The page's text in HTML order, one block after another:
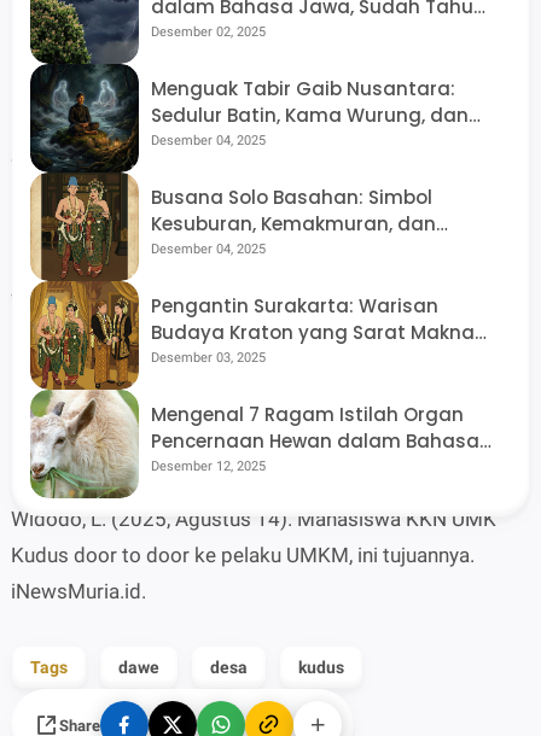
Pemetaan risiko bencana tanah longsor di Kecamatan
Dawe, Kabupaten Kudus. Planning for Urban Region and
Environment Journal (PURE).
Sinarmuda Broadcast. (1443H). Mauidoh Khasanah
Grebeg Maulid Nabi Muhammad SAW Desa Kuwukan
Dawe Kudus. YouTube.
Waqfa, W. (2019). Pembagian waris berdasarkan adat
Dundum Kupat Desa Kuwukan Kecamatan Dawe
Kabupaten Kudus perspektif Muhammad Syahrur
(Skripsi S-1, Universitas Islam Negeri Maulana Malik
Ibrahim Malang).
Widodo, L. (2025, Agustus 14). Mahasiswa KKN UMK
Kudus door to door ke pelaku UMKM, ini tujuannya.
iNewsMuria.id.
Tags dawe desa kudus
Share
dalam Bahasa Jawa, Sudah Tahu
Artinya Ngreceh dan Udan Kethek?
Desember 02, 2025
Menguak Tabir Gaib Nusantara:
Sedulur Batin, Kama Wurung, dan
Arsitektur Dunia Tak Kasat Mata di
Desember 04, 2025
Busana Solo Basahan: Simbol
Kesuburan, Kemakmuran, dan
Penyerahan Diri Total
Desember 04, 2025
Pengantin Surakarta: Warisan
Budaya Kraton yang Sarat Makna
Filosofis
Desember 03, 2025
Mengenal 7 Ragam Istilah Organ
Pencernaan Hewan dalam Bahasa
Jawa yang Jarang Terdengar
Desember 12, 2025